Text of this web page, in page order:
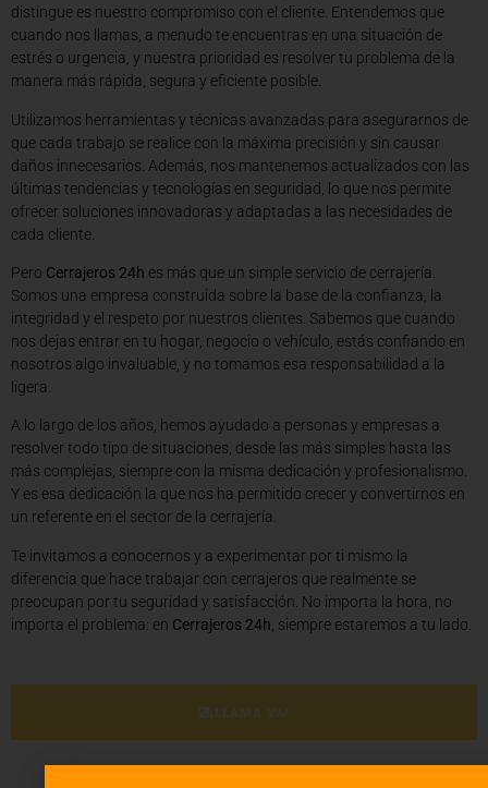
distingue es nuestro compromiso con el cliente. Entendemos que
cuando nos llamas, a menudo te encuentras en una situación de
estrés o urgencia, y nuestra prioridad es resolver tu problema de la
manera más rápida, segura y eficiente posible.
Utilizamos herramientas y técnicas avanzadas para asegurarnos de
que cada trabajo se realice con la máxima precisión y sin causar
daños innecesarios. Además, nos mantenemos actualizados con las
últimas tendencias y tecnologías en seguridad, lo que nos permite
ofrecer soluciones innovadoras y adaptadas a las necesidades de
cada cliente.
Pero Cerrajeros 24h es más que un simple servicio de cerrajería.
Somos una empresa construida sobre la base de la confianza, la
integridad y el respeto por nuestros clientes. Sabemos que cuando
nos dejas entrar en tu hogar, negocio o vehículo, estás confiando en
nosotros algo invaluable, y no tomamos esa responsabilidad a la
ligera.
A lo largo de los años, hemos ayudado a personas y empresas a
resolver todo tipo de situaciones, desde las más simples hasta las
más complejas, siempre con la misma dedicación y profesionalismo.
Y es esa dedicación la que nos ha permitido crecer y convertirnos en
un referente en el sector de la cerrajería.
Te invitamos a conocernos y a experimentar por ti mismo la
diferencia que hace trabajar con cerrajeros que realmente se
preocupan por tu seguridad y satisfacción. No importa la hora, no
importa el problema: en Cerrajeros 24h , siempre estaremos a tu lado.
¡LLAMA YA!